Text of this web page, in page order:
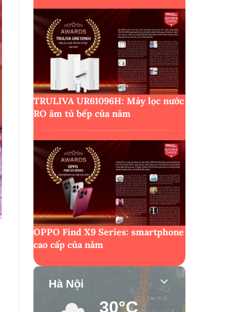
TRULIVA UR61096H: Máy lọc nước
RO âm tủ bếp của năm
OPPO Find X9 Series: smartphone
cao cấp của năm
Hà Nội
30°C